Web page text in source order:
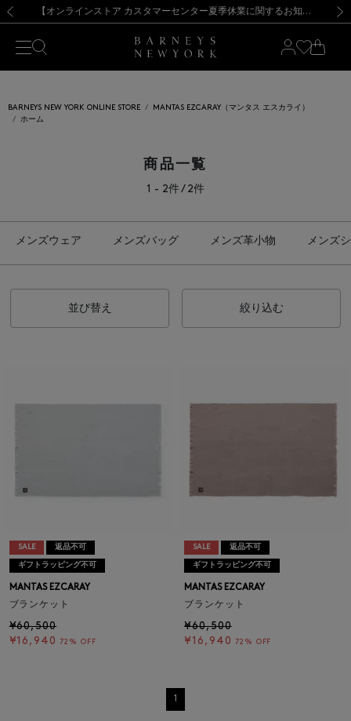
新規登録のお客様も対象！＜MY BARNEYS＞会員のお客様は11,000円（税込）以上のお買上げで常時送料無料！お買い物の際は会員登録を！
【夏季休業に伴う出荷一時停止のお知らせ】(2026.8.7) 【オンラインストア カスタマーセンター夏季休業に関するお知らせ】（2026.8.7）
【夏季休業に伴う返品・交換承り一時停止のお知らせ】（2026.8.5）
熊本県を中心とした地震の影響によるお荷物のお届けについて
【開催中】SUMMER SALEのご案内・ご注意事項 新規登録のお客様も対象！＜MY BARNEYS＞会員のお客様は11,000円（税込）以上のお買上げで常時送料無料！お買い物の際は会員登録を！
【夏季休業に伴う出荷一時停止のお知らせ】(2026.8.7)
BARNEYS NEW YORK ONLINE STORE
MANTAS EZCARAY（マンタス エスカライ）
ホーム
商品一覧
1 - 2件 / 2件
メンズウェア メンズバッグ メンズ革小物 メンズ
並び替え 絞り込む
SALE 返品不可
ギフトラッピング不可
MANTAS EZCARAY
ブランケット
¥60,500
¥16,940 72% OFF
SALE 返品不可
ギフトラッピング不可
MANTAS EZCARAY
ブランケット
¥60,500
¥16,940 72% OFF
1